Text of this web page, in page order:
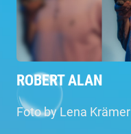
ROBERT ALAN
Foto by Lena Krämer